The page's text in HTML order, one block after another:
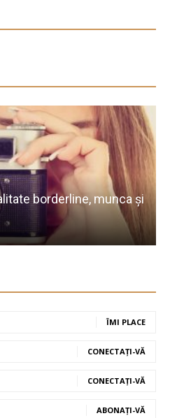
borderline, munca și
ÎMI PLACE
CONECTAȚI-VĂ
CONECTAȚI-VĂ
ABONAȚI-VĂ